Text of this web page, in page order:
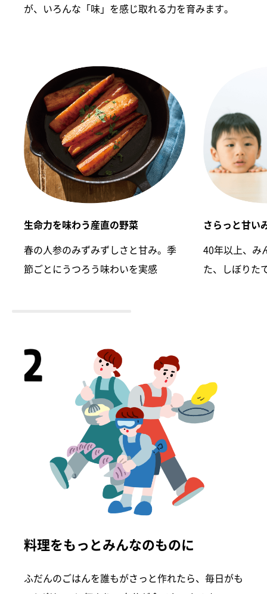
が、いろんな「味」を感じ取れる力を育みます。
生命力を味わう産直の野菜
春の人参のみずみずしさと甘み。季
節ごとにうつろう味わいを実感
さらっと甘い
40年以上、み
た、しぼりた
料理をもっとみんなのものに
ふだんのごはんを誰もがさっと作れたら、毎日がも